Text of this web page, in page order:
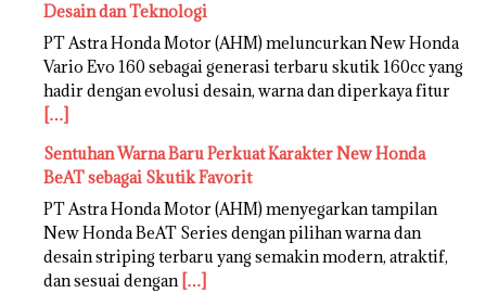
Desain dan Teknologi
PT Astra Honda Motor (AHM) meluncurkan New Honda
Vario Evo 160 sebagai generasi terbaru skutik 160cc yang
hadir dengan evolusi desain, warna dan diperkaya fitur
[…]
Sentuhan Warna Baru Perkuat Karakter New Honda
BeAT sebagai Skutik Favorit
PT Astra Honda Motor (AHM) menyegarkan tampilan
New Honda BeAT Series dengan pilihan warna dan
desain striping terbaru yang semakin modern, atraktif,
dan sesuai dengan […]